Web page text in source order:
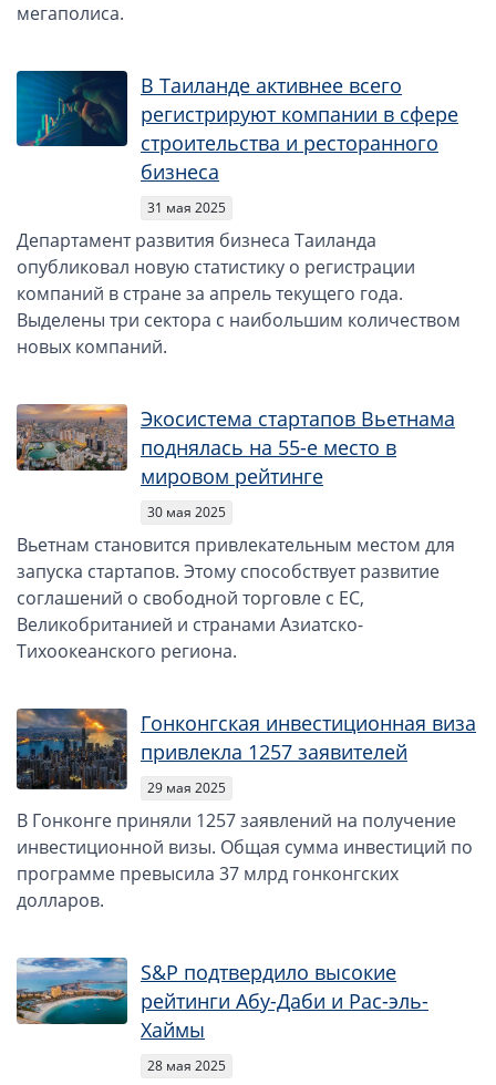
Европейские и резидентные компании
Ирландские компании LTD
Ирландские партнерства LP
Компании в Сингапуре
Канадские партнерства LP
Компании в США (Флорида)
Оффшорные компании
Оффшоры на БВО (BVI)
Оффшоры на Маршалловых Островах
Оффшоры в Панаме
Финансовая отчетность
Ликвидация зарубежных компаний
Открытие счёта
Мерчант аккаунт
VAT номер (НДС)
Проверка названий Английских компаний
Регистрация торговой марки в UK и в Европе
Дополнительные услуги
Правовые услуги
Информация, статьи
мегаполиса.
В Таиланде активнее всего
регистрируют компании в сфере
строительства и ресторанного
бизнеса
31 мая 2025
Департамент развития бизнеса Таиланда
опубликовал новую статистику о регистрации
компаний в стране за апрель текущего года.
Выделены три сектора с наибольшим количеством
новых компаний.
Экосистема стартапов Вьетнама
поднялась на 55-е место в
мировом рейтинге
30 мая 2025
Вьетнам становится привлекательным местом для
запуска стартапов. Этому способствует развитие
соглашений о свободной торговле с ЕС,
Великобританией и странами Азиатско-
Тихоокеанского региона.
Гонконгская инвестиционная виза
привлекла 1257 заявителей
29 мая 2025
В Гонконге приняли 1257 заявлений на получение
инвестиционной визы. Общая сумма инвестиций по
программе превысила 37 млрд гонконгских
долларов.
S&P подтвердило высокие
рейтинги Абу-Даби и Рас-эль-
Хаймы
28 мая 2025